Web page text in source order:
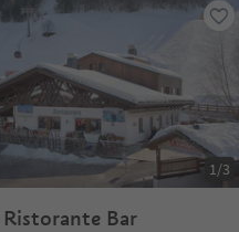
1/3
Bar